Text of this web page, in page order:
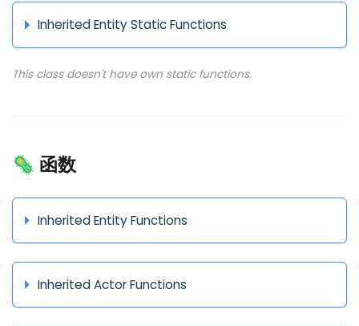
Inherited Entity Static Functions
This class doesn't have own static functions.
🦠 函数
Inherited Entity Functions
Inherited Actor Functions